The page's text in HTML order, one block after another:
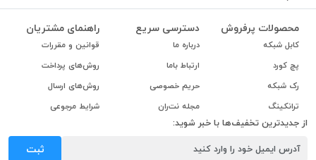
محصولات پرفروش
کابل شبکه
پچ کورد
رک شبکه
ترانکینگ
دسترسی سریع
درباره ما
ارتباط باما
حریم خصوصی
مجله نت‌ران
راهنمای مشتریان
قوانین و مقررات
روش‌های پرداخت
روش‌های ارسال
شرایط مرجوعی
از جدیدترین تخفیف‌ها با خبر شوید:
ثبت